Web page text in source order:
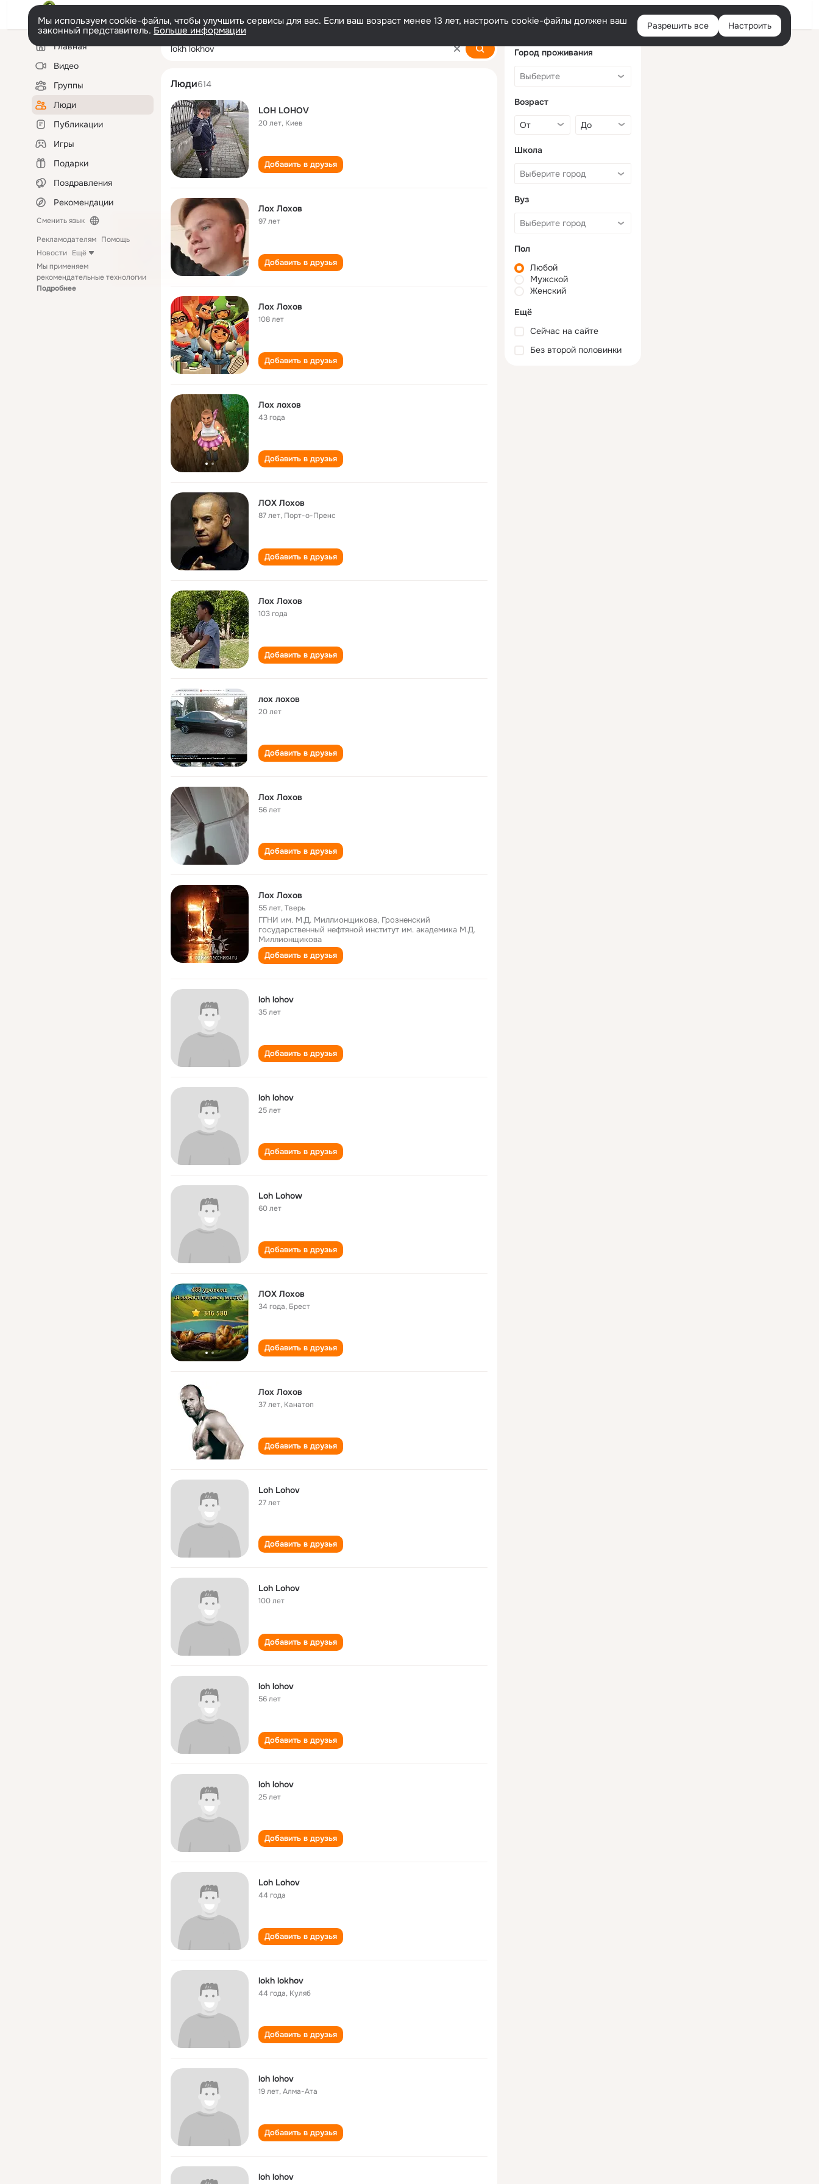
Войти
Мы используем cookie-файлы, чтобы улучшить сервисы для вас. Если ваш возраст менее 13 лет, настроить cookie-файлы должен ваш
законный представитель. Больше информации Разрешить все Настроить
Левая
колонкаГлавная
Видео
Группы
Люди
Публикации
Игры
Подарки
Поздравления
Рекомендации
Сменить язык
Рекламодателям Помощь
Новости Ещё
Мы применяем
рекомендательные технологии
Подробнее
lokh lokhov
Люди614
LOH LOHOV
20 лет, Киев
Добавить в друзья
Лох Лохов
97 лет
Добавить в друзья
Лох Лохов
108 лет
Добавить в друзья
Лох лохов
43 года
Добавить в друзья
ЛОХ Лохов
87 лет, Порт-о-Пренс
Добавить в друзья
Лох Лохов
103 года
Добавить в друзья
лох лохов
20 лет
Добавить в друзья
Лох Лохов
56 лет
Добавить в друзья
Лох Лохов
55 лет,Тверь
ГГНИ им. М.Д. Миллионщикова, Грозненский
государственный нефтяной институт им. академика М.Д.
Миллионщикова
Добавить в друзья
loh lohov
35 лет
Добавить в друзья
loh lohov
25 лет
Добавить в друзья
Loh Lohow
60 лет
Добавить в друзья
ЛОХ Лохов
34 года, Брест
Добавить в друзья
Лох Лохов
37 лет, Канатоп
Добавить в друзья
Loh Lohov
27 лет
Добавить в друзья
Loh Lohov
100 лет
Добавить в друзья
loh lohov
56 лет
Добавить в друзья
loh lohov
25 лет
Добавить в друзья
Loh Lohov
44 года
Добавить в друзья
lokh lokhov
44 года, Куляб
Добавить в друзья
loh lohov
19 лет,Алма-Ата
Добавить в друзья
loh lohov
Город проживания
Возраст
Школа
Вуз
Пол
Любой
Мужской
Женский
Ещё
Сейчас на сайте
Без второй половинки